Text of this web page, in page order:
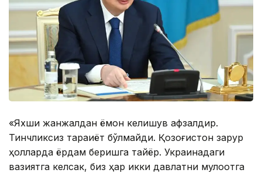
«Яхши жанжалдан ёмон келишув афзалдир.
Тинчликсиз тараққиёт бўлмайди. Қозоғистон зарур
ҳолларда ёрдам беришга тайёр. Украинадаги
вазиятга келсак, биз ҳар икки давлатни мулоқотга